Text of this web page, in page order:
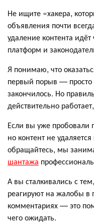
Не ищите «хакера,
объявления почти
удаление контента
платформ и
Я понимаю, что
первый порыв — просто
закончилось. Но
действительно
Если вы уже пробовали
но контент не
обращайтесь, мы
шантажа
А вы сталкивались с
реагируют на жалобы в
комментариях — это
чего ожидать.